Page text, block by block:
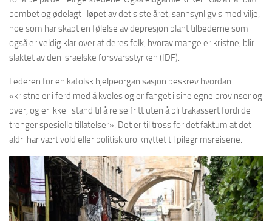
bombet og ødelagt i løpet av det siste året, sannsynligvis med vilje,
noe som har skapt en følelse av depresjon blant tilbederne som
også er veldig klar over at deres folk, hvorav mange er kristne, blir
slaktet av den israelske forsvarsstyrken (IDF).
Lederen for en katolsk hjelpeorganisasjon beskrev hvordan
«kristne er i ferd med å kveles og er fanget i sine egne provinser og
byer, og er ikke i stand til å reise fritt uten å bli trakassert fordi de
trenger spesielle tillatelser». Det er til tross for det faktum at det
aldri har vært vold eller politisk uro knyttet til pilegrimsreisene.